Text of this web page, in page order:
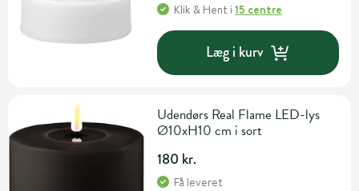
Klik & Hent i15 centre
Læg i kurv
Udendørs Real Flame LED-lys
Ø10xH10 cm i sort
180 kr.
Få leveret